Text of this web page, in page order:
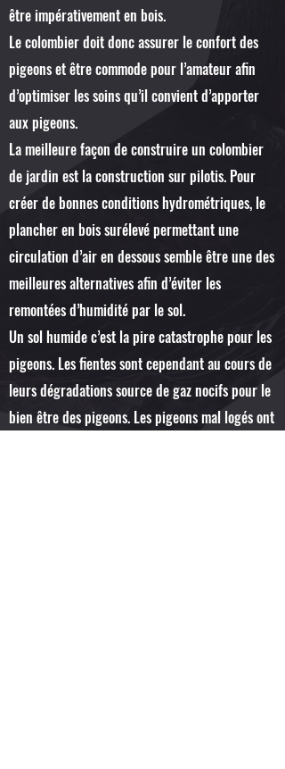
être impérativement en bois.
Le colombier doit donc assurer le confort des
pigeons et être commode pour l’amateur afin
d’optimiser les soins qu’il convient d’apporter
aux pigeons.
La meilleure façon de construire un colombier
de jardin est la construction sur pilotis. Pour
créer de bonnes conditions hydrométriques, le
plancher en bois surélevé permettant une
circulation d’air en dessous semble être une des
meilleures alternatives afin d’éviter les
remontées d’humidité par le sol.
Un sol humide c’est la pire catastrophe pour les
pigeons. Les fientes sont cependant au cours de
leurs dégradations source de gaz nocifs pour le
bien être des pigeons. Les pigeons mal logés ont